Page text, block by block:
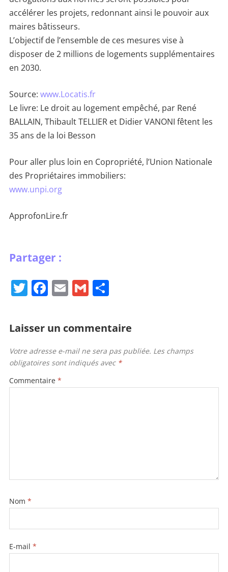
accélérer les projets, redonnant ainsi le pouvoir aux
maires bâtisseurs.
L’objectif de l’ensemble de ces mesures vise à
disposer de 2 millions de logements supplémentaires
en 2030.
Source: www.Locatis.fr
Le livre: Le droit au logement empêché, par René
BALLAIN, Thibault TELLIER et Didier VANONI fêtent les
35 ans de la loi Besson
Pour aller plus loin en Copropriété, l’Union Nationale
des Propriétaires immobiliers:
www.unpi.org
ApprofonLire.fr
T
itt
er
F
c
e
b
o
o
E
ai
l
G
ai
l
P
ta
g
er
Laisser un commentaire
Votre adresse e-mail ne sera pas publiée. Les champs
obligatoires sont indiqués avec *
Commentaire *
Nom *
E-mail *